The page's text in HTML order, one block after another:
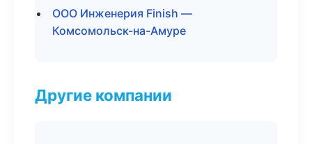
ООО Инженерия Finish —
Комсомольск-на-Амуре
Другие компании